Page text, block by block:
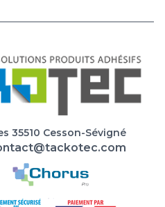
35510 Cesson-Sévigné